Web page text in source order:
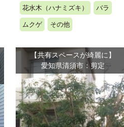
花水木（ハナミズキ） バラ
ムクゲ その他
【共有スペースが綺麗に】
愛知県清須市：剪定